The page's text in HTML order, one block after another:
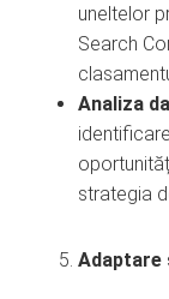
uneltelor
Search
Analiza
strategia
Adaptare